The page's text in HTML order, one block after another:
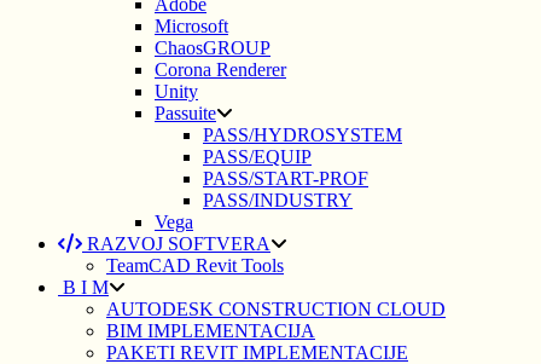
Microsoft
ChaosGROUP
Corona Renderer
Unity
Passuite
PASS/HYDROSYSTEM
PASS/EQUIP
PASS/START-PROF
PASS/INDUSTRY
Vega
RAZVOJ SOFTVERA
TeamCAD Revit Tools
B I M
AUTODESK CONSTRUCTION CLOUD
BIM IMPLEMENTACIJA
PAKETI REVIT IMPLEMENTACIJE